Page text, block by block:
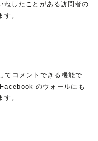
ねしたことがある訪問者の
。
てコメントできる機能で
のウォールにも
。